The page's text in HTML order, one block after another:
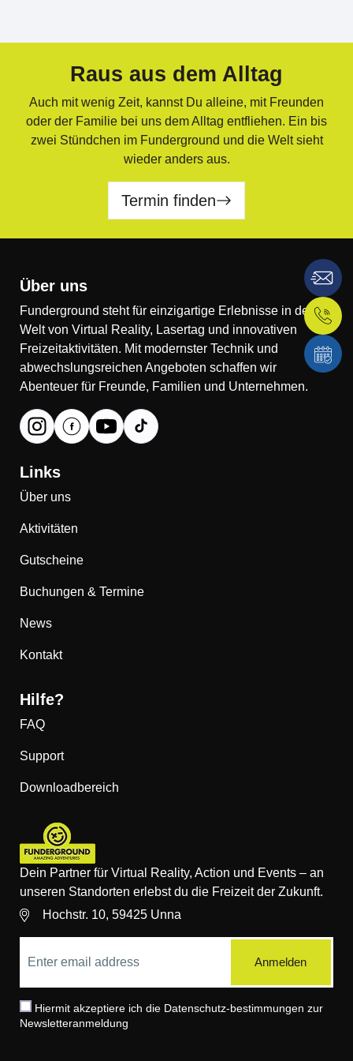
Raus aus dem Alltag
Auch mit wenig Zeit, kannst Du alleine, mit Freunden
oder der Familie bei uns dem Alltag entfliehen. Ein bis
zwei Stündchen im Funderground und die Welt sieht
wieder anders aus.
Termin finden
Über uns
Funderground steht für einzigartige Erlebnisse in der
Welt von Virtual Reality, Lasertag und innovativen
Freizeitaktivitäten. Mit modernster Technik und
abwechslungsreichen Angeboten schaffen wir
Abenteuer für Freunde, Familien und Unternehmen.
Links
Über uns
Aktivitäten
Gutscheine
Buchungen & Termine
News
Kontakt
Hilfe?
FAQ
Support
Downloadbereich
Dein Partner für Virtual Reality, Action und Events – an
unseren Standorten erlebst du die Freizeit der Zukunft.
Hochstr. 10, 59425 Unna
Hiermit akzeptiere ich die Datenschutz-bestimmungen zur
Newsletteranmeldung